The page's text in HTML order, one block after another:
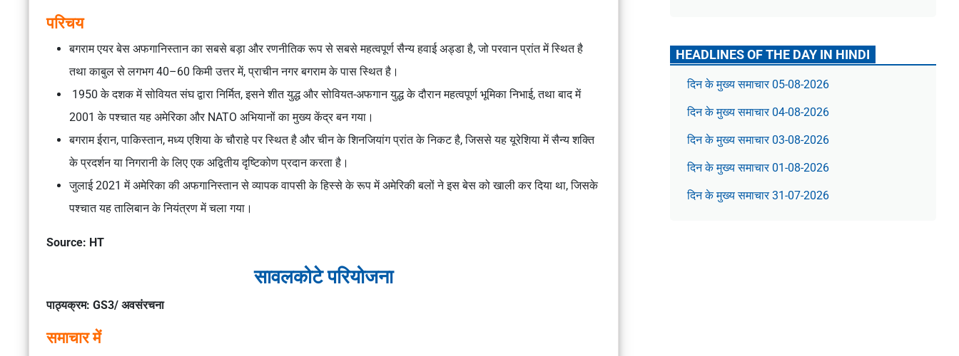
परिचय
बगराम एयर बेस अफगानिस्तान का सबसे बड़ा और रणनीतिक रूप से सबसे महत्वपूर्ण सैन्य हवाई अड्डा है, जो परवान प्रांत में स्थित है
तथा काबुल से लगभग 40–60 किमी उत्तर में, प्राचीन नगर बगराम के पास स्थित है।
1950 के दशक में सोवियत संघ द्वारा निर्मित, इसने शीत युद्ध और सोवियत-अफगान युद्ध के दौरान महत्वपूर्ण भूमिका निभाई, तथा बाद में
2001 के पश्चात यह अमेरिका और NATO अभियानों का मुख्य केंद्र बन गया।
बगराम ईरान, पाकिस्तान, मध्य एशिया के चौराहे पर स्थित है और चीन के शिनजियांग प्रांत के निकट है, जिससे यह यूरेशिया में सैन्य शक्ति
के प्रदर्शन या निगरानी के लिए एक अद्वितीय दृष्टिकोण प्रदान करता है।
जुलाई 2021 में अमेरिका की अफगानिस्तान से व्यापक वापसी के हिस्से के रूप में अमेरिकी बलों ने इस बेस को खाली कर दिया था, जिसके
पश्चात यह तालिबान के नियंत्रण में चला गया।
Source: HT
सावलकोटे परियोजना
पाठ्यक्रम: GS3/ अवसंरचना
समाचार में
HEADLINES OF THE DAY IN HINDI
दिन के मुख्य समाचार 05-08-2026
दिन के मुख्य समाचार 04-08-2026
दिन के मुख्य समाचार 03-08-2026
दिन के मुख्य समाचार 01-08-2026
दिन के मुख्य समाचार 31-07-2026